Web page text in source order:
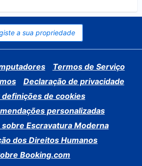
a sua propriedade
Termos de Serviço
Declaração de privacidade
definições de cookies
personalizadas
sobre Escravatura Moderna
dos Direitos Humanos
Booking.com